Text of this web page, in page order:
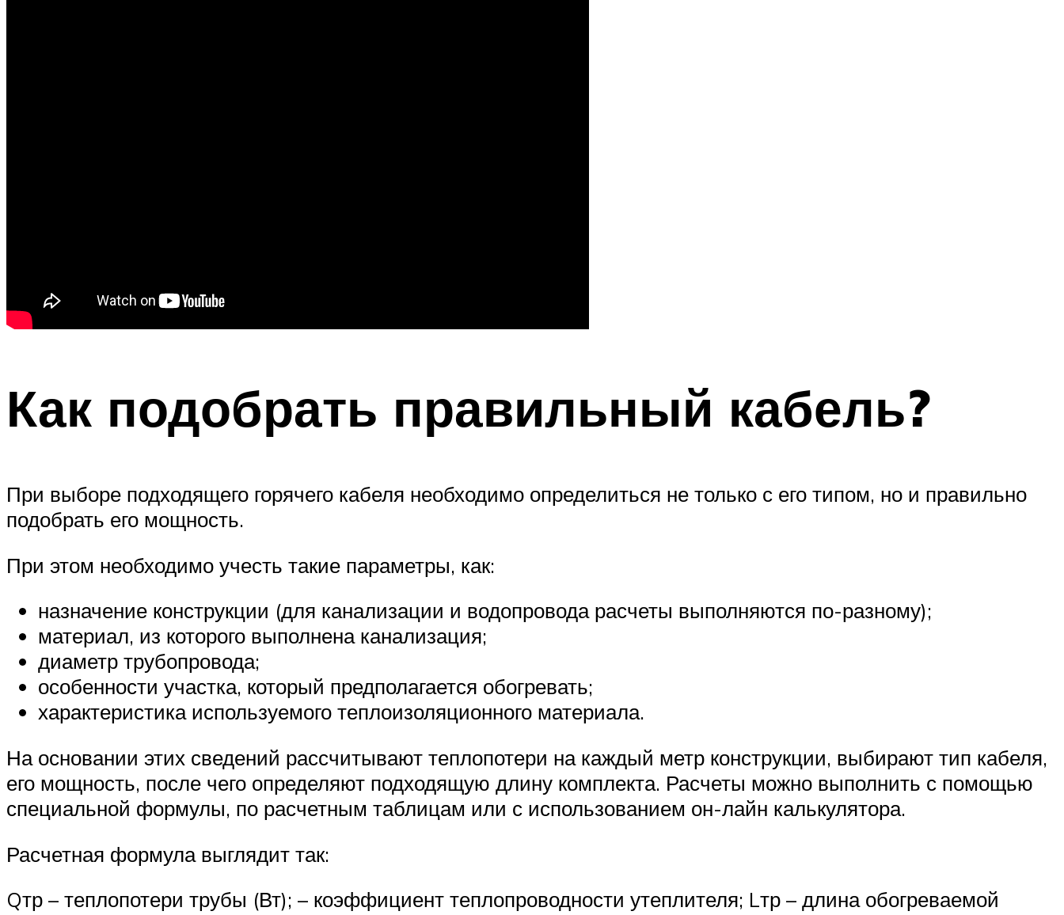
Как подобрать правильный кабель?
При выборе подходящего горячего кабеля необходимо определиться не только с его типом, но и правильно
подобрать его мощность.
При этом необходимо учесть такие параметры, как:
назначение конструкции (для канализации и водопровода расчеты выполняются по-разному);
материал, из которого выполнена канализация;
диаметр трубопровода;
особенности участка, который предполагается обогревать;
характеристика используемого теплоизоляционного материала.
На основании этих сведений рассчитывают теплопотери на каждый метр конструкции, выбирают тип кабеля,
его мощность, после чего определяют подходящую длину комплекта. Расчеты можно выполнить с помощью
специальной формулы, по расчетным таблицам или с использованием он-лайн калькулятора.
Расчетная формула выглядит так:
Qтр – теплопотери трубы (Вт); – коэффициент теплопроводности утеплителя; Lтр – длина обогреваемой